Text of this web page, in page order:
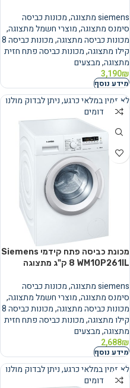
siemens מתצוגה ,מכונות כביסה
סימנס מתצוגה,מוצרי חשמל מתצוגה,
מכונות כביסה מתצוגה,
מכונות כביסה 8
קילו מתצוגה,מכונות כביסה פתח חזית
מתצוגה,מבצעים
3,190₪
מידע נוסף
נמכר
לא זמין במלאי כרגע, ניתן לבדוק מולנו
מוצרים דומים
מכונת כביסה פתח קידמי Siemens
WM10P261IL ‏8 ‏ק"ג מתצוגה
siemens מתצוגה ,מכונות כביסה
סימנס מתצוגה,מוצרי חשמל מתצוגה,
מכונות כביסה מתצוגה,
מכונות כביסה 8
קילו מתצוגה,מכונות כביסה פתח חזית
מתצוגה,מבצעים
2,688₪
מידע נוסף
נמכר
לא זמין במלאי כרגע, ניתן לבדוק מולנו
מוצרים דומים